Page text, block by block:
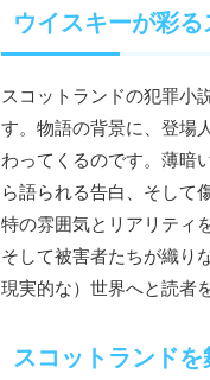
ウイスキーが彩
スコットランドの犯罪小
す。物語の背景に、登場
わってくるのです。薄暗
ら語られる告白、そして
特の雰囲気とリアリティ
そして被害者たちが織り
現実的な）世界へと読者
スコットランド